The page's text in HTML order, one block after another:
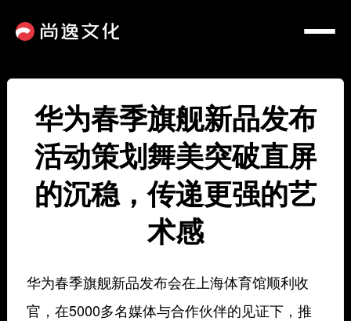
华为春季旗舰新品发布
活动策划舞美突破直屏
的沉稳，传递更强的艺
术感
华为春季旗舰新品发布会在上海体育馆顺利收
官，在5000多名媒体与合作伙伴的见证下，推